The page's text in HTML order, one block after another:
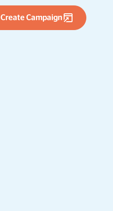
Create Campaign